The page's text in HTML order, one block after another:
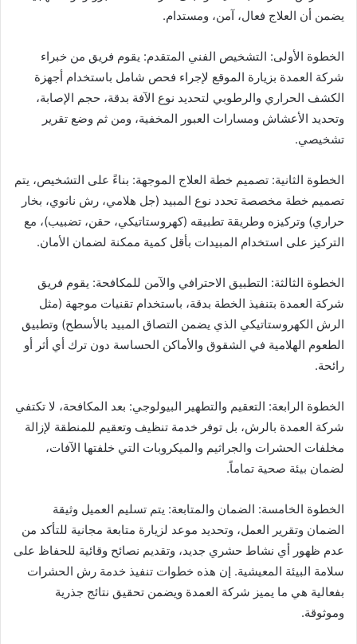
يضمن أن العلاج فعال، آمن، ومستدام.
الخطوة الأولى: التشخيص الفني المتقدم: يقوم فريق من خبراء
شركة العمدة بزيارة الموقع لإجراء فحص شامل باستخدام أجهزة
الكشف الحراري والرطوبي لتحديد نوع الآفة بدقة، حجم الإصابة،
وتحديد الأعشاش ومسارات العبور المخفية، ومن ثم وضع تقرير
تشخيصي.
الخطوة الثانية: تصميم خطة العلاج الموجهة: بناءً على التشخيص، يتم
تصميم خطة مخصصة تحدد نوع المبيد (جل هلامي، رش نانوي، بخار
حراري) وتركيزه وطريقة تطبيقه (كهروستاتيكي، حقن، تضبيب)، مع
التركيز على استخدام المبيدات بأقل كمية ممكنة لضمان الأمان.
الخطوة الثالثة: التطبيق الاحترافي والآمن للمكافحة: يقوم فريق
شركة العمدة بتنفيذ الخطة بدقة، باستخدام تقنيات موجهة (مثل
الرش الكهروستاتيكي الذي يضمن التصاق المبيد بالأسطح) وتطبيق
الطعوم الهلامية في الشقوق والأماكن الحساسة دون ترك أي أثر أو
رائحة.
الخطوة الرابعة: التعقيم والتطهير البيولوجي: بعد المكافحة، لا تكتفي
شركة العمدة بالرش، بل توفر خدمة تنظيف وتعقيم للمنطقة لإزالة
مخلفات الحشرات والجراثيم والميكروبات التي خلفتها الآفات،
لضمان بيئة صحية تماماً.
الخطوة الخامسة: الضمان والمتابعة: يتم تسليم العميل وثيقة
الضمان وتقرير العمل، وتحديد موعد لزيارة متابعة مجانية للتأكد من
عدم ظهور أي نشاط حشري جديد، وتقديم نصائح وقائية للحفاظ على
سلامة البيئة المعيشية. إن هذه خطوات تنفيذ خدمة رش الحشرات
بفعالية هي ما يميز شركة العمدة ويضمن تحقيق نتائج جذرية
وموثوقة.